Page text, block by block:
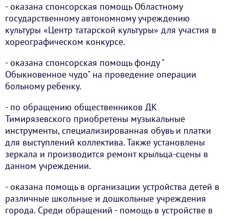
- оказана спонсорская помощь Областному
государственному автономному учреждению
культуры «Центр татарской культуры» для участия в
хореографическом конкурсе.
- оказана спонсорская помощь фонду "
Обыкновенное чудо" на проведение операции
больному ребенку.
- по обращению общественников ДК
Тимирязевского приобретены музыкальные
инструменты, специализированная обувь и платки
для выступлений коллектива. Также установлены
зеркала и производится ремонт крыльца-сцены в
данном учреждении.
- оказана помощь в организации устройства детей в
различные школьные и дошкольные учреждения
города. Среди обращений - помощь в устройстве в